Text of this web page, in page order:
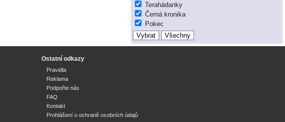
Terahádanky
Černá kronika
Pokec
Ostatní odkazy
Pravidla
Reklama
Podpořte nás
FAQ
Kontakt
Prohlášení o ochraně osobních údajů